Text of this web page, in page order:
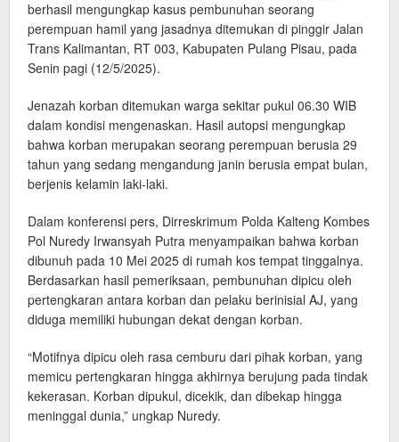
berhasil mengungkap kasus pembunuhan seorang
perempuan hamil yang jasadnya ditemukan di pinggir Jalan
Trans Kalimantan, RT 003, Kabupaten Pulang Pisau, pada
Senin pagi (12/5/2025).
Jenazah korban ditemukan warga sekitar pukul 06.30 WIB
dalam kondisi mengenaskan. Hasil autopsi mengungkap
bahwa korban merupakan seorang perempuan berusia 29
tahun yang sedang mengandung janin berusia empat bulan,
berjenis kelamin laki-laki.
Dalam konferensi pers, Dirreskrimum Polda Kalteng Kombes
Pol Nuredy Irwansyah Putra menyampaikan bahwa korban
dibunuh pada 10 Mei 2025 di rumah kos tempat tinggalnya.
Berdasarkan hasil pemeriksaan, pembunuhan dipicu oleh
pertengkaran antara korban dan pelaku berinisial AJ, yang
diduga memiliki hubungan dekat dengan korban.
“Motifnya dipicu oleh rasa cemburu dari pihak korban, yang
memicu pertengkaran hingga akhirnya berujung pada tindak
kekerasan. Korban dipukul, dicekik, dan dibekap hingga
meninggal dunia,” ungkap Nuredy.